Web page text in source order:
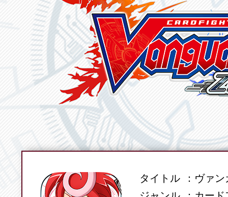
SPECタイトル
ヴァン